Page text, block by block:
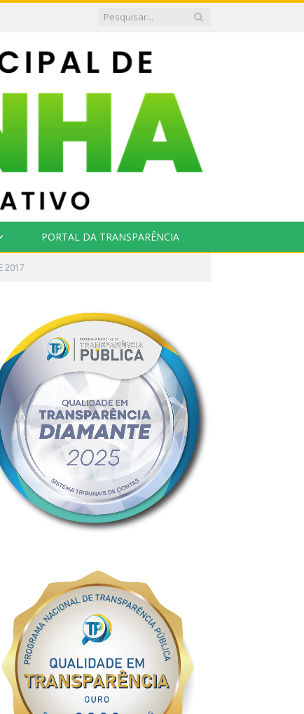
PORTAL DA TRANSPARÊNCIA
2017